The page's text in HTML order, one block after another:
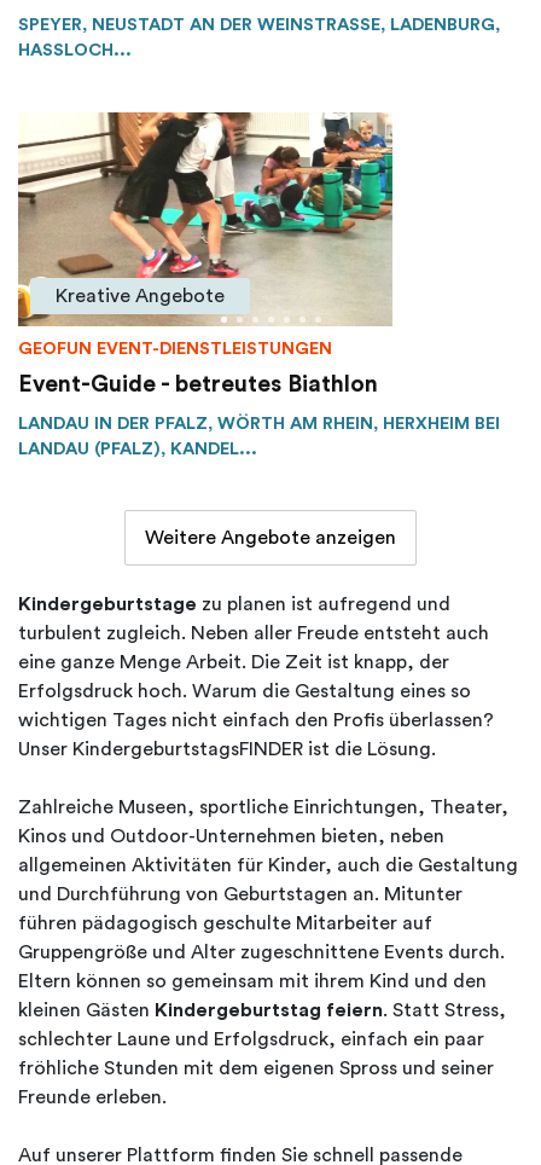
SPEYER, NEUSTADT AN DER WEINSTRASSE, LADENBURG, H
ASSLOCH...
Kreative Angebote
GEOFUN EVENT-DIENSTLEISTUNGEN
Event-Guide - betreutes Biathlon
LANDAU IN DER PFALZ, WÖRTH AM RHEIN, HERXHEIM BEI
LANDAU (PFALZ), KANDEL...
Weitere Angebote anzeigen
Kindergeburtstage zu planen ist aufregend und
turbulent zugleich. Neben aller Freude entsteht auch
eine ganze Menge Arbeit. Die Zeit ist knapp, der
Erfolgsdruck hoch. Warum die Gestaltung eines so
wichtigen Tages nicht einfach den Profis überlassen?
Unser KindergeburtstagsFINDER ist die Lösung.
Zahlreiche Museen, sportliche Einrichtungen, Theater,
Kinos und Outdoor-Unternehmen bieten, neben
allgemeinen Aktivitäten für Kinder, auch die Gestaltung
und Durchführung von Geburtstagen an. Mitunter
führen pädagogisch geschulte Mitarbeiter auf
Gruppengröße und Alter zugeschnittene Events durch.
Eltern können so gemeinsam mit ihrem Kind und den
kleinen Gästen Kindergeburtstag feiern. Statt Stress,
schlechter Laune und Erfolgsdruck, einfach ein paar
fröhliche Stunden mit dem eigenen Spross und seiner
Freunde erleben.
Auf unserer Plattform finden Sie schnell passende